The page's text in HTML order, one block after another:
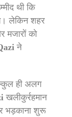
थी कि
लेकिन शहर
मजारों को
ने
ही अलग
खलीकुर्रहमान
भड़काना शुरू